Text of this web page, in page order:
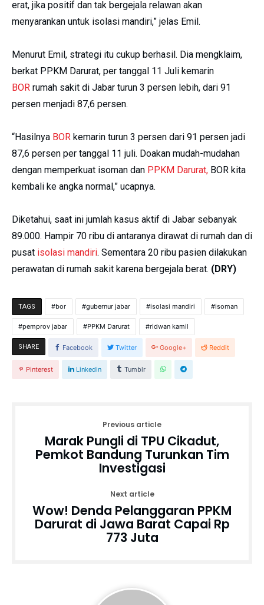
erat, jika positif dan tak bergejala relawan akan
menyarankan untuk isolasi mandiri,” jelas Emil.
Menurut Emil, strategi itu cukup berhasil. Dia mengklaim,
berkat PPKM Darurat, per tanggal 11 Juli kemarin
BOR rumah sakit di Jabar turun 3 persen lebih, dari 91
persen menjadi 87,6 persen.
“Hasilnya BOR kemarin turun 3 persen dari 91 persen jadi
87,6 persen per tanggal 11 juli. Doakan mudah-mudahan
dengan memperkuat isoman dan PPKM Darurat, BOR kita
kembali ke angka normal,” ucapnya.
Diketahui, saat ini jumlah kasus aktif di Jabar sebanyak
89.000. Hampir 70 ribu di antaranya dirawat di rumah dan di
pusat isolasi mandiri. Sementara 20 ribu pasien dilakukan
perawatan di rumah sakit karena bergejala berat. (DRY)
TAGS bor gubernur jabar isolasi mandiri isoman
pemprov jabar PPKM Darurat ridwan kamil
SHARE Facebook Twitter Google+ Reddit
Pinterest Linkedin Tumblr
Previous article
Marak Pungli di TPU Cikadut,
Pemkot Bandung Turunkan Tim
Investigasi
Next article
Wow! Denda Pelanggaran PPKM
Darurat di Jawa Barat Capai Rp
773 Juta